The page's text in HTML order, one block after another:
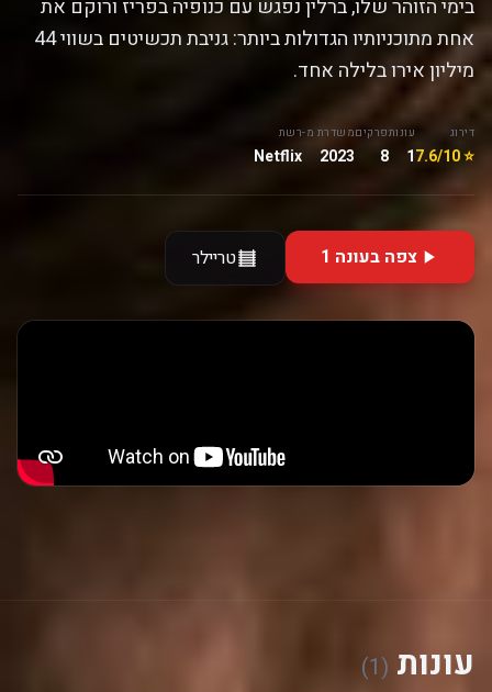
בימי הזוהר שלו, ברלין נפגש עם כנופיה בפריז ורוקם את
אחת מתוכניותיו הגדולות ביותר: גניבת תכשיטים בשווי 44
מיליון אירו בלילה אחד.
דירוג
⭐ 7.6/10
עונות
1
פרקים
8
משדרת מ-
2023
רשת
Netflix
צפה בעונה 1 טריילר
עונות (1)